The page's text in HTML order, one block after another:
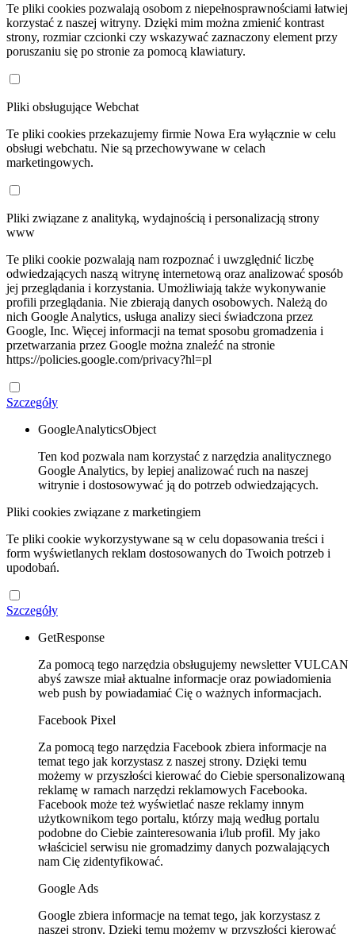
Te pliki cookies pozwalają osobom z niepełnosprawnościami łatwiej
korzystać z naszej witryny. Dzięki mim można zmienić kontrast
strony, rozmiar czcionki czy wskazywać zaznaczony element przy
poruszaniu się po stronie za pomocą klawiatury.
Pliki obsługujące Webchat
Te pliki cookies przekazujemy firmie Nowa Era wyłącznie w celu
obsługi webchatu. Nie są przechowywane w celach
marketingowych.
Pliki związane z analityką, wydajnością i personalizacją strony
www
Te pliki cookie pozwalają nam rozpoznać i uwzględnić liczbę
odwiedzających naszą witrynę internetową oraz analizować sposób
jej przeglądania i korzystania. Umożliwiają także wykonywanie
profili przeglądania. Nie zbierają danych osobowych. Należą do
nich Google Analytics, usługa analizy sieci świadczona przez
Google, Inc. Więcej informacji na temat sposobu gromadzenia i
przetwarzania przez Google można znaleźć na stronie
https://policies.google.com/privacy?hl=pl
Szczegóły
GoogleAnalyticsObject
Ten kod pozwala nam korzystać z narzędzia analitycznego
Google Analytics, by lepiej analizować ruch na naszej
witrynie i dostosowywać ją do potrzeb odwiedzających.
Pliki cookies związane z marketingiem
Te pliki cookie wykorzystywane są w celu dopasowania treści i
form wyświetlanych reklam dostosowanych do Twoich potrzeb i
upodobań.
Szczegóły
GetResponse
Za pomocą tego narzędzia obsługujemy newsletter VULCAN
abyś zawsze miał aktualne informacje oraz powiadomienia
web push by powiadamiać Cię o ważnych informacjach.
Facebook Pixel
Za pomocą tego narzędzia Facebook zbiera informacje na
temat tego jak korzystasz z naszej strony. Dzięki temu
możemy w przyszłości kierować do Ciebie spersonalizowaną
reklamę w ramach narzędzi reklamowych Facebooka.
Facebook może też wyświetlać nasze reklamy innym
użytkownikom tego portalu, którzy mają według portalu
podobne do Ciebie zainteresowania i/lub profil. My jako
właściciel serwisu nie gromadzimy danych pozwalających
nam Cię zidentyfikować.
Google Ads
Google zbiera informacje na temat tego, jak korzystasz z
naszej strony. Dzięki temu możemy w przyszłości kierować